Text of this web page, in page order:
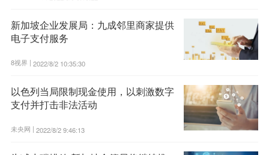
新加坡企业发展局：九成邻里商家提供
电子支付服务
8视界 | 2022/8/2 10:35:30
以色列当局限制现金使用，以刺激数字
支付并打击非法活动
未央网 | 2022/8/2 9:46:13